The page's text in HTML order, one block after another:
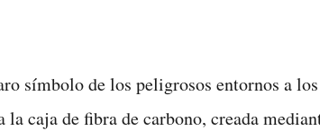
símbolo de los peligrosos entornos a
caja de fibra de carbono, creada